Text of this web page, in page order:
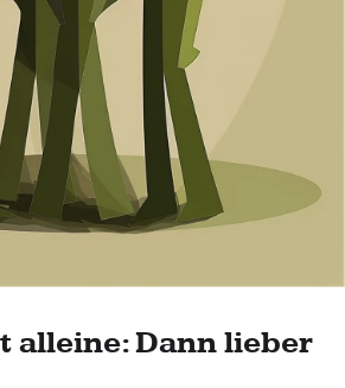
alleine: Dann lieber